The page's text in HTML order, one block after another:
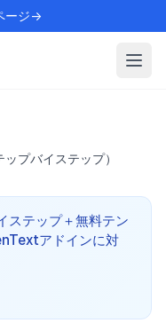
ージ→
プバイステップ）
テップ＋無料テン
アドインに対